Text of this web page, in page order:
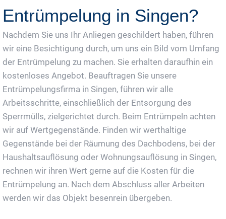
Entrümpelung in Singen?
Nachdem Sie uns Ihr Anliegen geschildert haben, führen
wir eine Besichtigung durch, um uns ein Bild vom Umfang
der Entrümpelung zu machen. Sie erhalten daraufhin ein
kostenloses Angebot. Beauftragen Sie unsere
Entrümpelungsfirma in Singen, führen wir alle
Arbeitsschritte, einschließlich der Entsorgung des
Sperrmülls, zielgerichtet durch. Beim Entrümpeln achten
wir auf Wertgegenstände. Finden wir werthaltige
Gegenstände bei der Räumung des Dachbodens, bei der
Haushaltsauflösung oder Wohnungsauflösung in Singen,
rechnen wir ihren Wert gerne auf die Kosten für die
Entrümpelung an. Nach dem Abschluss aller Arbeiten
werden wir das Objekt besenrein übergeben.